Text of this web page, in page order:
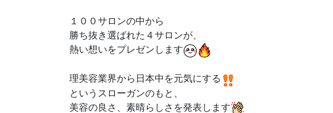
１００サロンの中から
勝ち抜き選ばれた４サロンが、
熱い想いをプレゼンします
理美容業界から日本中を元気にする
というスローガンのもと、
美容の良さ、素晴らしさを発表します